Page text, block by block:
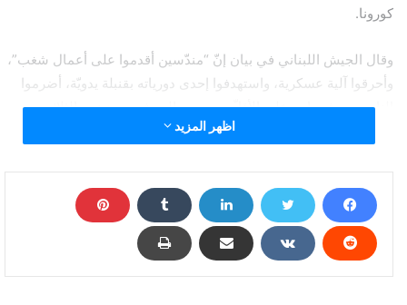
كورونا.
وقال الجيش اللبناني في بيان إنّ “مندّسين أقدموا على أعمال شغب”،
وأحرقوا آلية عسكرية، واستهدفوا إحدى دورياته بقنبلة يدويّة، أضرموا
النار بمصرف واحد على الأقلّ. وبحسب الجيش، جرح نحو الثلاثين
شخصاً، من بينهم فوّاز السمان (26 عاماً) الذي توفي لاحقاً متأثراً
وقالت “الوكالة الوطنية للإعلام” إن الهدوء عاد إلى طرابلس صباح
الثلاثاء، مع انتشار قوى الأمن في المدينة.
اظهر المزيد